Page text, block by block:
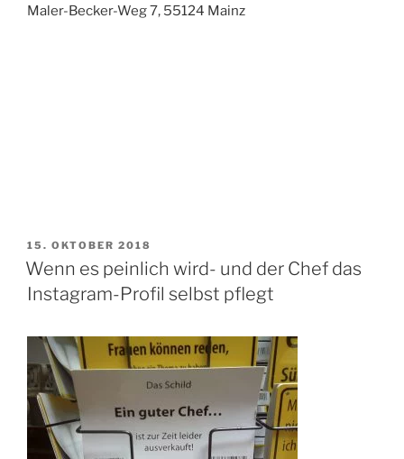
Maler-Becker-Weg 7, 55124 Mainz
VERÖFFENTLICHT
AM
15. OKTOBER 2018
Wenn es peinlich wird- und der Chef das
Instagram-Profil selbst pflegt